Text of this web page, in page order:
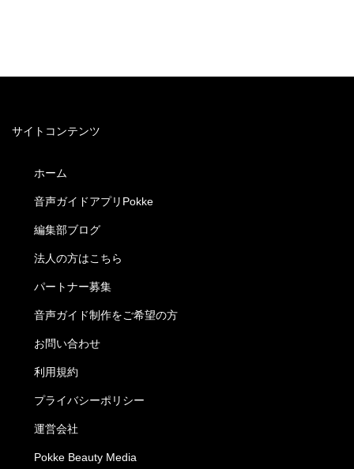
サイトコンテンツ
ホーム
音声ガイドアプリPokke
編集部ブログ
法人の方はこちら
パートナー募集
音声ガイド制作をご希望の方
お問い合わせ
利用規約
プライバシーポリシー
運営会社
Pokke Beauty Media